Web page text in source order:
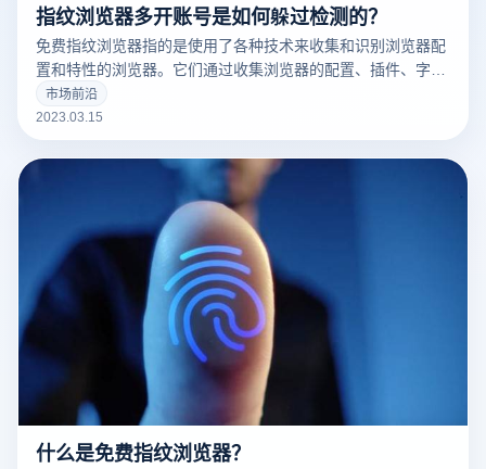
指纹浏览器多开账号是如何躲过检测的？
免费指纹浏览器指的是使用了各种技术来收集和识别浏览器配
置和特性的浏览器。它们通过收集浏览器的配置、插件、字
体、操作系统版本等信息来创建一个唯一的浏览器指纹，这可
以用于追踪用户的在线行为。
市场前沿
2023.03.15
什么是免费指纹浏览器？